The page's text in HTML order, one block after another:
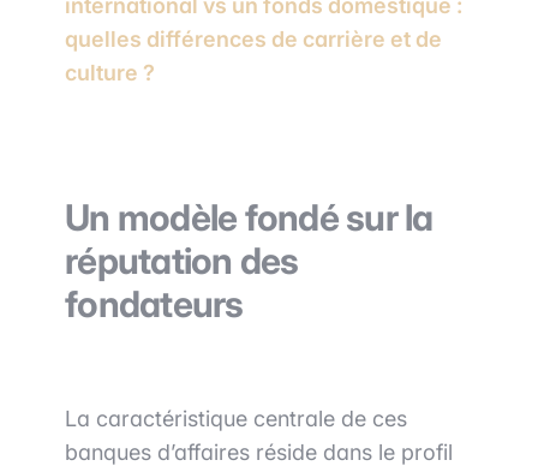
international vs un fonds domestique :
quelles différences de carrière et de
culture ?
Un modèle fondé sur la
réputation des
fondateurs
La caractéristique centrale de ces
banques d’affaires réside dans le profil